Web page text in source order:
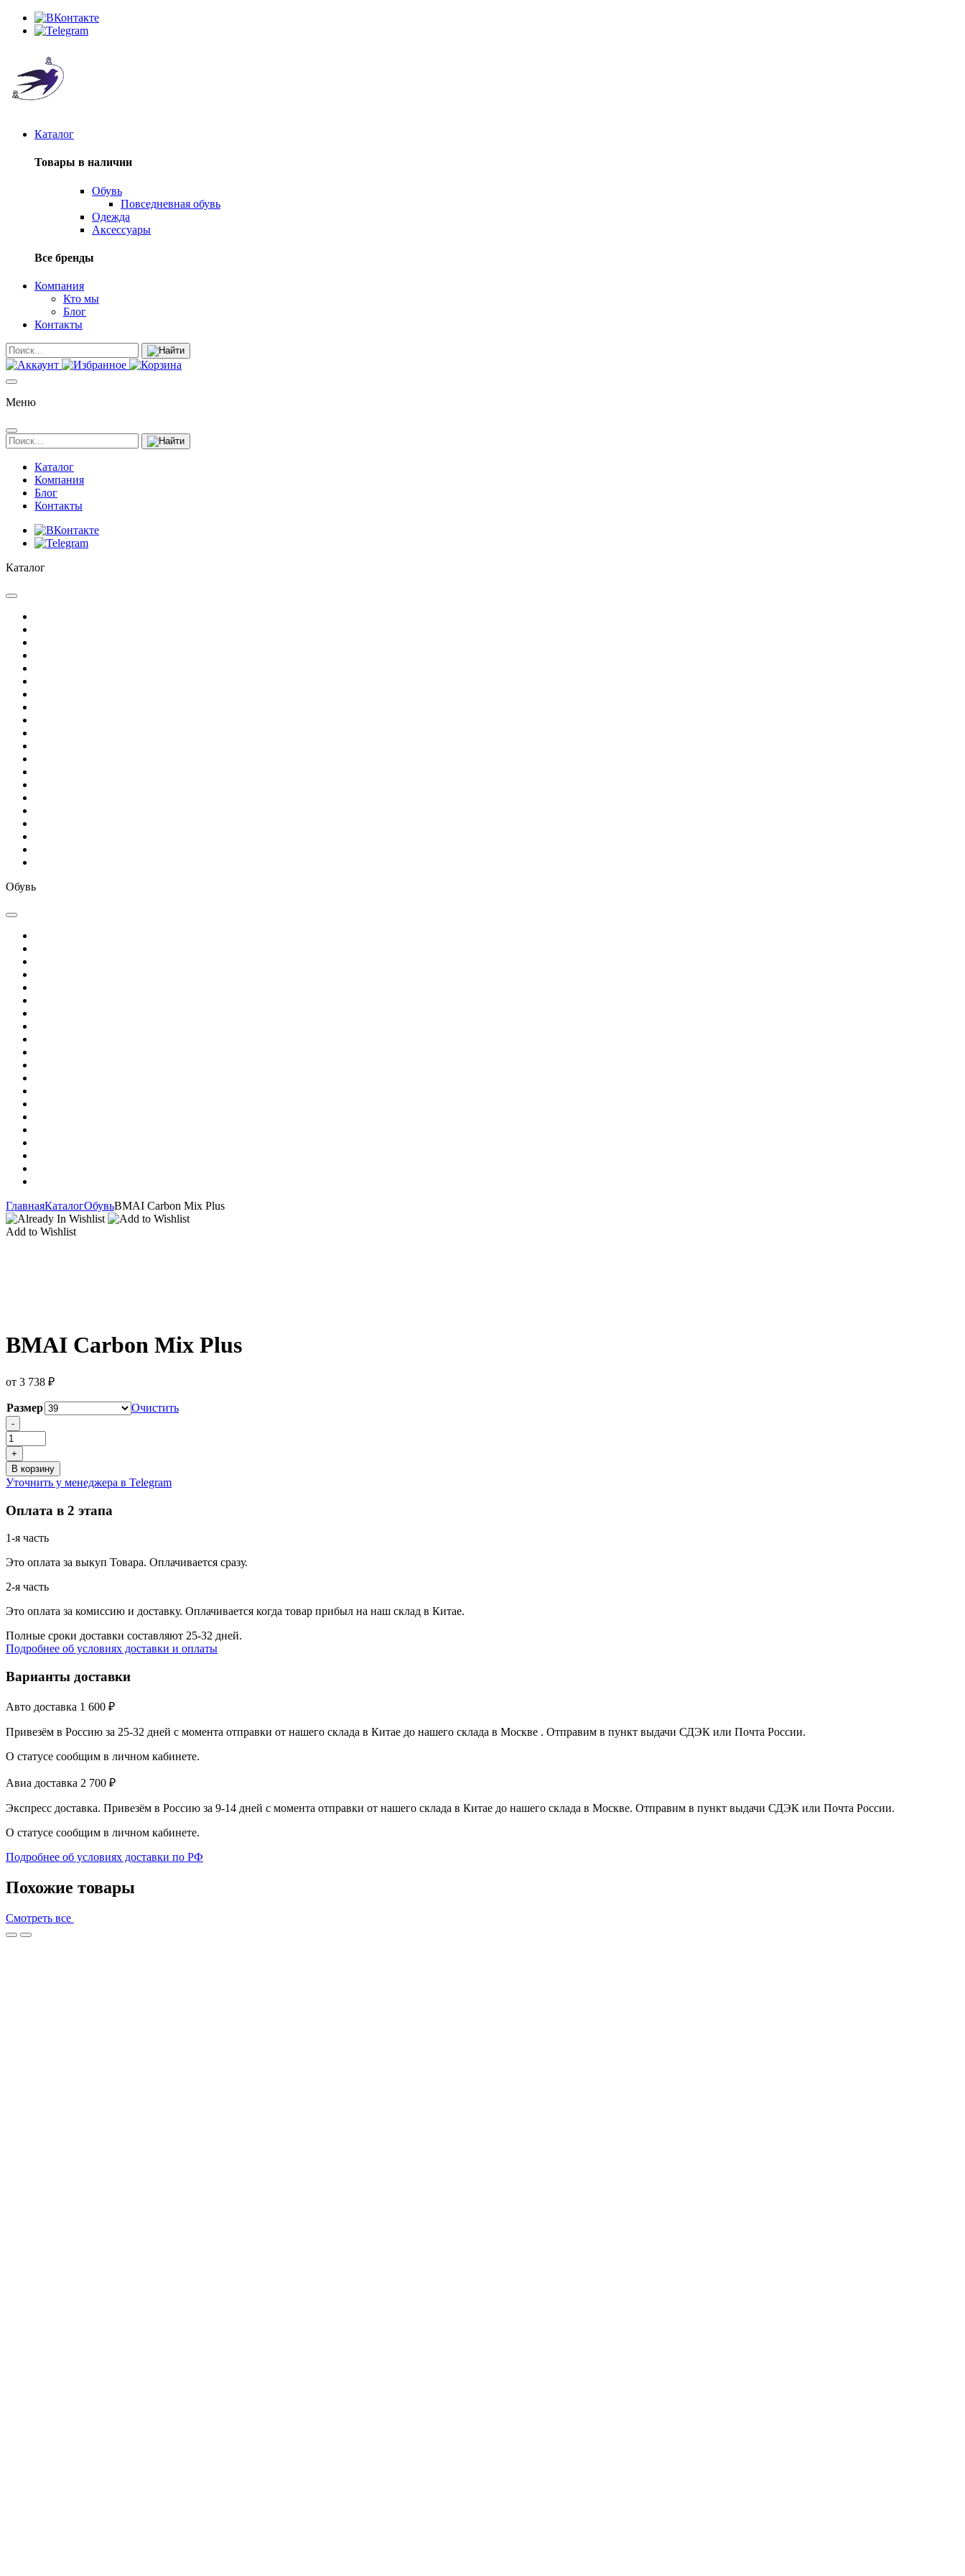
Каталог
Товары в наличии
Обувь
Повседневная обувь
Одежда
Аксессуары
Все бренды
Компания
Кто мы
Блог
Контакты
Меню
Каталог
Компания
Блог
Контакты
Каталог
Обувь
ГлавнаяКаталогОбувьBMAI Carbon Mix Plus
Add to Wishlist
BMAI Carbon Mix Plus
от 3 738 ₽
Размер
Очистить
Количество
товара
BMAI
Carbon
Mix
Plus
-
+
В корзину
Уточнить у менеджера в Telegram
Оплата в 2 этапа
1-я часть
Это оплата за выкуп Товара. Оплачивается сразу.
2-я часть
Это оплата за комиссию и доставку. Оплачивается когда товар прибыл на наш склад в Китае.
Полные сроки доставки составляют 25-32 дней.
Подробнее об условиях доставки и оплаты
Варианты доставки
Авто доставка 1 600 ₽
Привезём в Россию за 25-32 дней с момента отправки от нашего склада в Китае до нашего склада в Москве . Отправим в пункт выдачи СДЭК или Почта России.
О статусе сообщим в личном кабинете.
Авиа доставка 2 700 ₽
Экспресс доставка. Привезём в Россию за 9-14 дней с момента отправки от нашего склада в Китае до нашего склада в Москве. Отправим в пункт выдачи СДЭК или Почта России.
О статусе сообщим в личном кабинете.
Подробнее об условиях доставки по РФ
Похожие товары
Смотреть все